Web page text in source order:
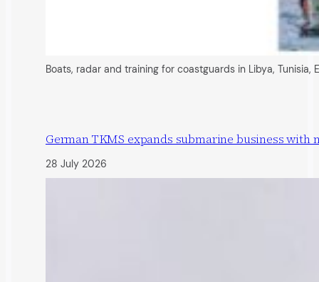
Boats, radar and training for coastguards in Libya,
German TKMS expands submarine business
28 July 2026